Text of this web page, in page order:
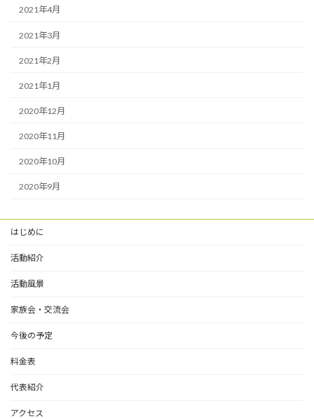
2021年4月
2021年3月
2021年2月
2021年1月
2020年12月
2020年11月
2020年10月
2020年9月
はじめに
活動紹介
活動風景
家族会・交流会
今後の予定
料金表
代表紹介
アクセス